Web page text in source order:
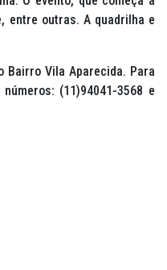
entre outras. A quadrilha e
Bairro Vila Aparecida. Para
(11)94041-3568 e